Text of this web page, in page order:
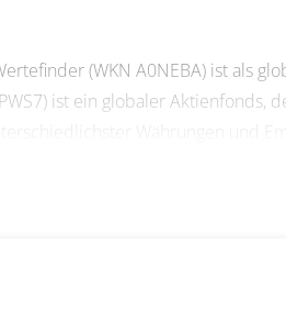
(WKN A0NEBA) ist als
ist ein globaler Aktienfonds,
seit Juli 2023. Die Fonds sind bei
zwischen einer standardisierten